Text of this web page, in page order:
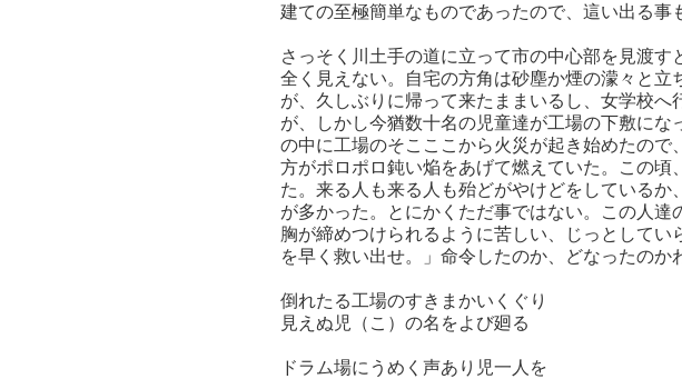
建ての至極簡単なものであったので、這い出る事
さっそく川土手の道に立って市の中心部を見渡
全く見えない。自宅の方角は砂塵か煙の濛々と
が、久しぶりに帰って来たままいるし、女学校
が、しかし今猶数十名の児童達が工場の下敷に
の中に工場のそこここから火災が起き始めたの
方がポロポロ鈍い焔をあげて燃えていた。この
た。来る人も来る人も殆どがやけどをしている
が多かった。とにかくただ事ではない。この人達
胸が締めつけられるように苦しい、じっとして
を早く救い出せ。」命令したのか、どなったのか
倒れたる工場のすきまかいくぐり
見えぬ児（こ）の名をよび廻る
ドラム場にうめく声あり児一人を